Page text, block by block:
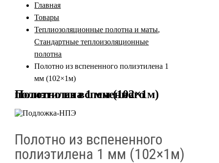
Главная
Товары
Теплиозоляционные полотна и маты,
Стандартные теплоизоляционные
полотна
Полотно из вспененного полиэтилена 1
мм (102×1м)
Полотно из вспененного полиэтилена 1 мм (102×1м)
Полотно из вспененного
полиэтилена 1 мм (102×1м)